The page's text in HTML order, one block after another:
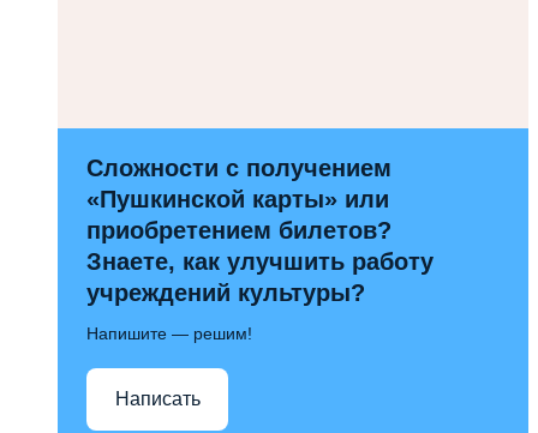
Сложности с получением
«Пушкинской карты» или
приобретением билетов?
Знаете, как улучшить работу
учреждений культуры?
Напишите — решим!
Написать